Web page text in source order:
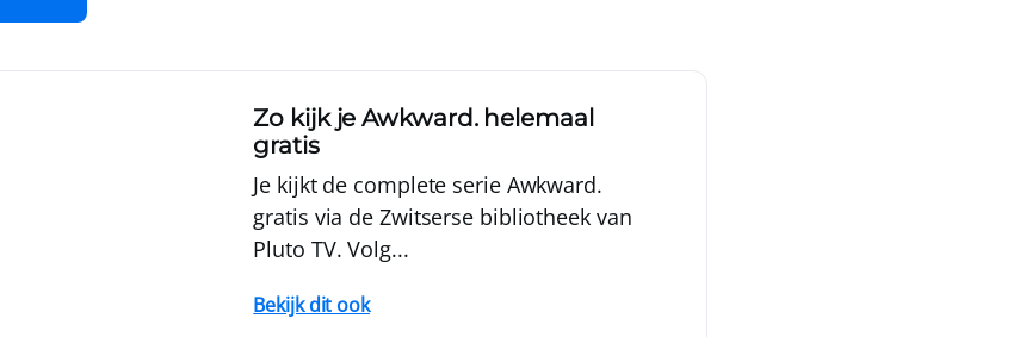
Zo kijk je Awkward. helemaal
gratis
Je kijkt de complete serie Awkward.
gratis via de Zwitserse bibliotheek van
Pluto TV. Volg...
Bekijk dit ook